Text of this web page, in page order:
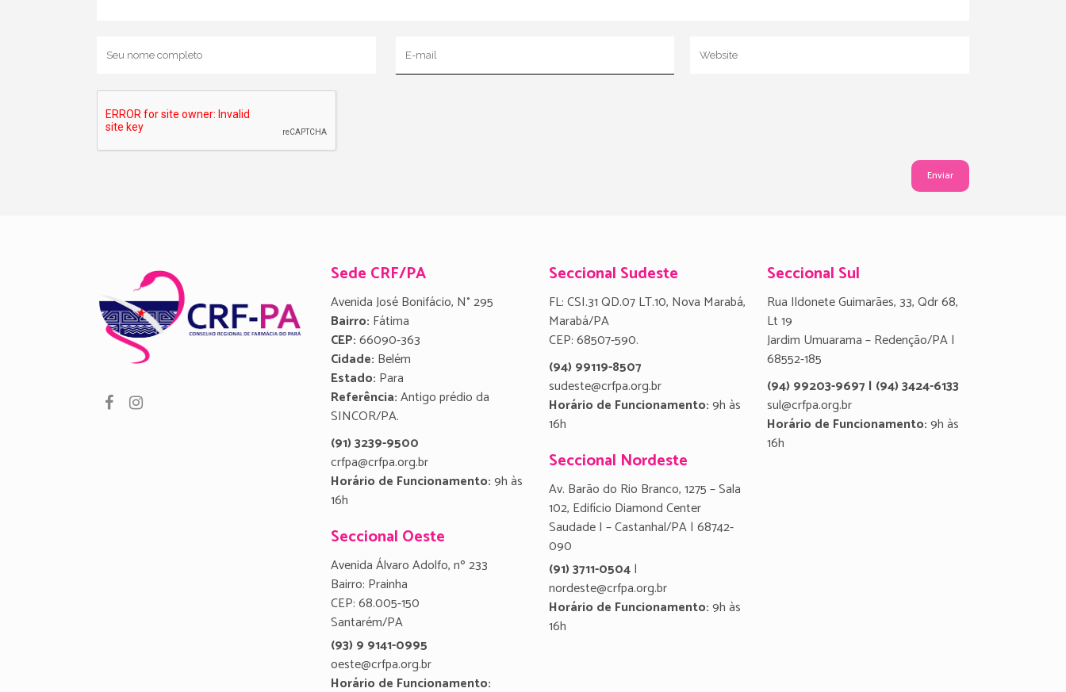
Sede CRF/PA
Avenida José Bonifácio, N° 295
Bairro: Fátima
CEP:66090-363
Cidade: Belém
Estado: Para
Referência:Antigo prédio da
SINCOR/PA.
(91) 3239-9500
crfpa@crfpa.org.br
Horário de Funcionamento:9h às
16h
Seccional Oeste
Avenida Álvaro Adolfo, nº 233
Bairro: Prainha
CEP: 68.005-150
Santarém/PA
(93) 9 9141-0995
oeste@crfpa.org.br
Horário de Funcionamento:
Seccional Sudeste
FL: CSI.31 QD.07 LT.10, Nova Marabá,
Marabá/PA
CEP: 68507-590.
(94) 99119-8507
sudeste@crfpa.org.br
Horário de Funcionamento:9h às
16h
Seccional Nordeste
Av. Barão do Rio Branco, 1275 – Sala
102, Edifício Diamond Center
Saudade I – Castanhal/PA | 68742-
090
(91) 3711-0504|
nordeste@crfpa.org.br
Horário de Funcionamento:9h às
16h
Seccional Sul
Rua Ildonete Guimarães, 33, Qdr 68,
Lt 19
Jardim Umuarama – Redenção/PA |
68552-185
(94) 99203-9697 | (94) 3424-6133
sul@crfpa.org.br
Horário de Funcionamento:9h às
16h